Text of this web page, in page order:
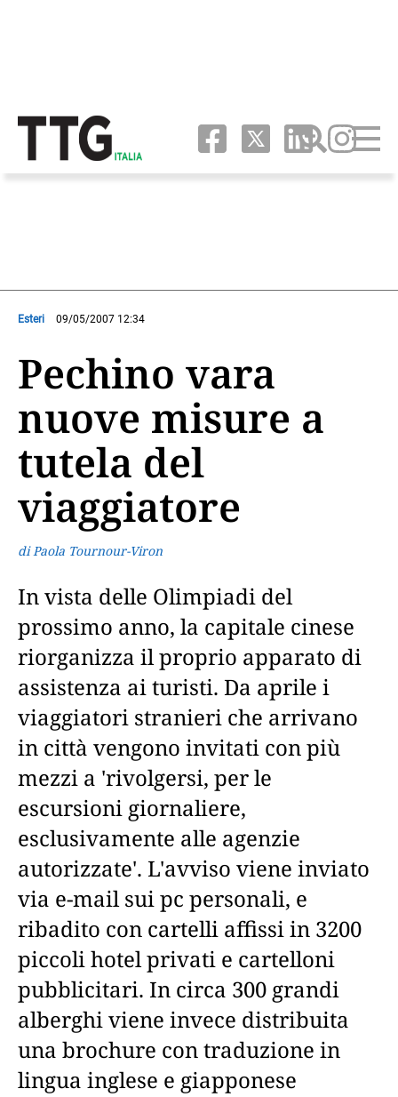
Esteri 09/05/2007 12:34
Pechino vara
nuove misure a
tutela del
viaggiatore
di Paola Tournour-Viron
In vista delle Olimpiadi del
prossimo anno, la capitale cinese
riorganizza il proprio apparato di
assistenza ai turisti. Da aprile i
viaggiatori stranieri che arrivano
in città vengono invitati con più
mezzi a 'rivolgersi, per le
escursioni giornaliere,
esclusivamente alle agenzie
autorizzate'. L'avviso viene inviato
via e-mail sui pc personali, e
ribadito con cartelli affissi in 3200
piccoli hotel privati e cartelloni
pubblicitari. In circa 300 grandi
alberghi viene invece distribuita
una brochure con traduzione in
lingua inglese e giapponese